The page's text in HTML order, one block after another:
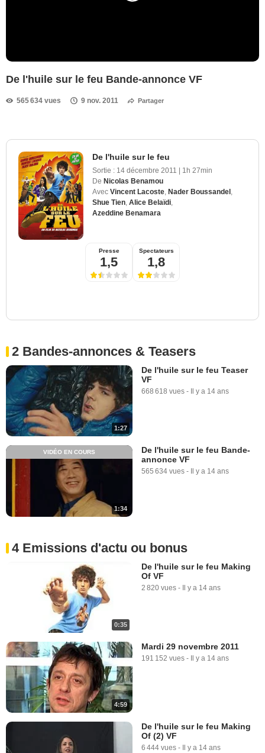
De l'huile sur le feu Bande-annonce VF
565 634 vues 9 nov. 2011 Partager
De l'huile sur le feu
Sortie : 14 décembre 2011 | 1h 27min
De Nicolas Benamou
Avec Vincent Lacoste Nader Boussandel
Shue Tien Alice Belaïdi
Azeddine Benamara
Presse
1,5
Spectateurs
1,8
2 Bandes-annonces & Teasers
1:27
De l'huile sur le feu Teaser
VF
668 618 vues - Il y a 14 ans
1:34
VIDÉO EN COURS
De l'huile sur le feu Bande-
annonce VF
565 634 vues - Il y a 14 ans
4 Emissions d'actu ou bonus
0:35
De l'huile sur le feu Making
Of VF
2 820 vues - Il y a 14 ans
4:59
Mardi 29 novembre 2011
191 152 vues - Il y a 14 ans
De l'huile sur le feu Making
Of (2) VF
6 444 vues - Il y a 14 ans